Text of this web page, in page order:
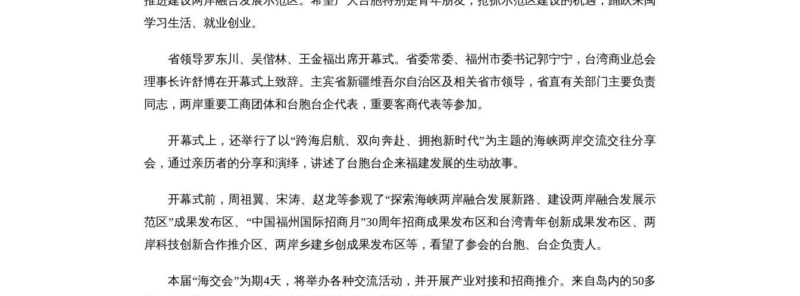
学习生活、就业创业。
省领导罗东川、吴偕林、王金福出席开幕式。省委常委、福州市委书记郭宁宁，台湾商业总会
理事长许舒博在开幕式上致辞。主宾省新疆维吾尔自治区及相关省市领导，省直有关部门主要负责
同志，两岸重要工商团体和台胞台企代表，重要客商代表等参加。
开幕式上，还举行了以“跨海启航、双向奔赴、拥抱新时代”为主题的海峡两岸交流交往分享
会，通过亲历者的分享和演绎，讲述了台胞台企来福建发展的生动故事。
开幕式前，周祖翼、宋涛、赵龙等参观了“探索海峡两岸融合发展新路、建设两岸融合发展示
范区”成果发布区、“中国福州国际招商月”30周年招商成果发布区和台湾青年创新成果发布区、两
岸科技创新合作推介区、两岸乡建乡创成果发布区等，看望了参会的台胞、台企负责人。
本届“海交会”为期4天，将举办各种交流活动，并开展产业对接和招商推介。来自岛内的50多